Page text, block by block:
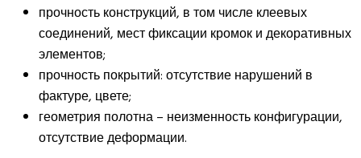
прочность конструкций, в том числе клеевых
соединений, мест фиксации кромок и декоративных
элементов;
прочность покрытий: отсутствие нарушений в
фактуре, цвете;
геометрия полотна – неизменность конфигурации,
отсутствие деформации.